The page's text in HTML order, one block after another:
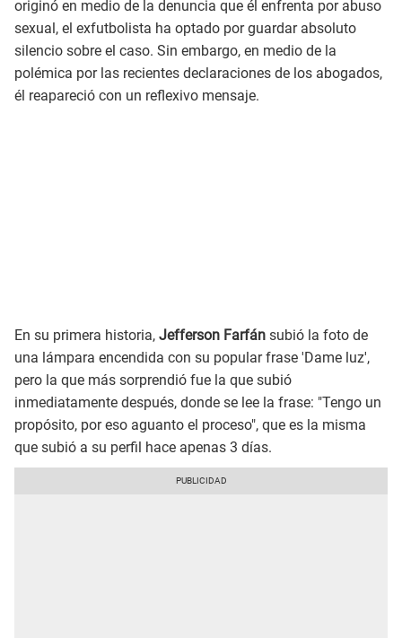
originó en medio de la denuncia que él enfrenta por abuso
sexual, el exfutbolista ha optado por guardar absoluto
silencio sobre el caso. Sin embargo, en medio de la
polémica por las recientes declaraciones de los abogados,
él reapareció con un reflexivo mensaje.
En su primera historia, Jefferson Farfán subió la foto de
una lámpara encendida con su popular frase 'Dame luz',
pero la que más sorprendió fue la que subió
inmediatamente después, donde se lee la frase: "Tengo un
propósito, por eso aguanto el proceso", que es la misma
que subió a su perfil hace apenas 3 días.